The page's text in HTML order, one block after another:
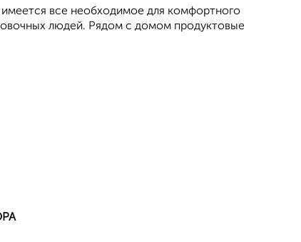
все необходимое для комфортного
людей. Рядом с домом продуктовые